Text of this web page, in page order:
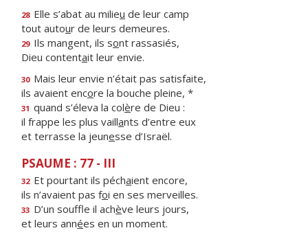
28 Elle s’abat au milieu de leur camp
tout autour de leurs demeures.
29 Ils mangent, ils sont rassasiés,
Dieu contentait leur envie.
30 Mais leur envie n’était pas satisfaite,
ils avaient encore la bouche pleine, *
31 quand s’éleva la colère de Dieu :
il frappe les plus vaillants d’entre eux
et terrasse la jeunesse d’Israël.
PSAUME : 77 - III
32 Et pourtant ils péchaient encore,
ils n’avaient pas foi en ses merveilles.
33 D’un souffle il achève leurs jours,
et leurs années en un moment.